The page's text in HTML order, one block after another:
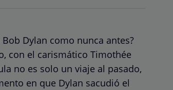
Dylan como nunca antes?
con el carismático Timothée
no es solo un viaje al pasado,
en que Dylan sacudió el